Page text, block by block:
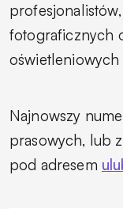
fotograficznych
Najnowszy
prasowych, lub
pod adresem